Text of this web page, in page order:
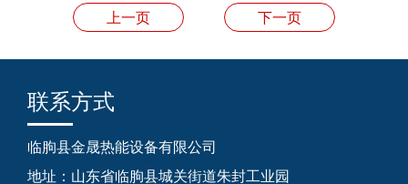
上一页 下一页
联系方式
临朐县金晟热能设备有限公司
地址：山东省临朐县城关街道朱封工业园